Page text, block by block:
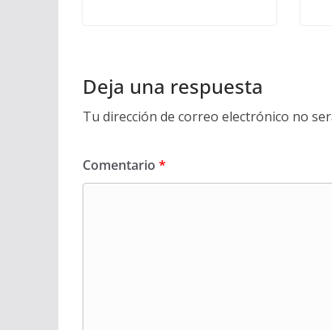
Deja una respuesta
Tu dirección de correo electrónico no
Comentario *